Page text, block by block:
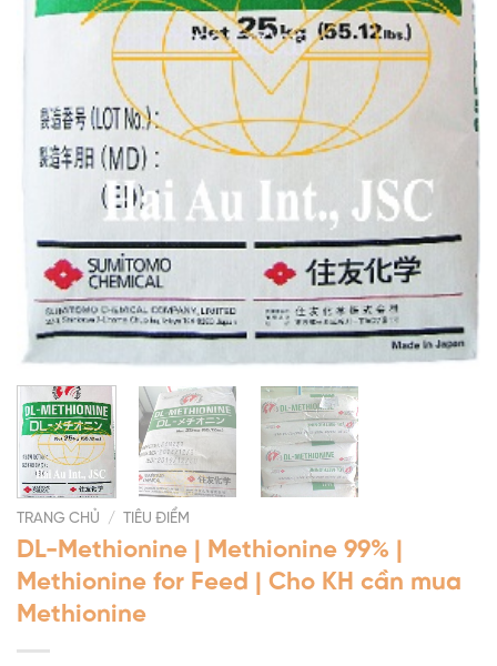
TRANG CHỦ / TIÊU ĐIỂM
DL-Methionine | Methionine 99% |
Methionine for Feed | Cho KH cần mua
Methionine